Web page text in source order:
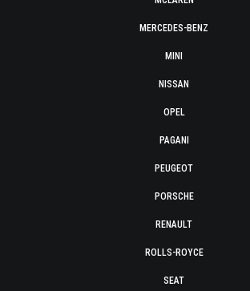
MERCEDES-BENZ
MINI
NISSAN
OPEL
PAGANI
PEUGEOT
PORSCHE
RENAULT
ROLLS-ROYCE
SEAT